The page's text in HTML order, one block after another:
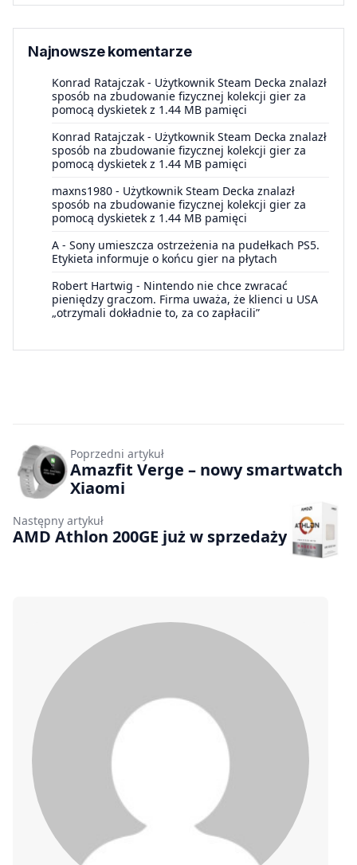
Najnowsze komentarze
Konrad Ratajczak - Użytkownik Steam Decka znalazł
sposób na zbudowanie fizycznej kolekcji gier za
pomocą dyskietek z 1.44 MB pamięci
Konrad Ratajczak - Użytkownik Steam Decka znalazł
sposób na zbudowanie fizycznej kolekcji gier za
pomocą dyskietek z 1.44 MB pamięci
maxns1980 - Użytkownik Steam Decka znalazł
sposób na zbudowanie fizycznej kolekcji gier za
pomocą dyskietek z 1.44 MB pamięci
A - Sony umieszcza ostrzeżenia na pudełkach PS5.
Etykieta informuje o końcu gier na płytach
Robert Hartwig - Nintendo nie chce zwracać
pieniędzy graczom. Firma uważa, że klienci u USA
„otrzymali dokładnie to, za co zapłacili”
Poprzedni artykuł
Amazfit Verge – nowy smartwatch
Xiaomi
Następny artykuł
AMD Athlon 200GE już w sprzedaży